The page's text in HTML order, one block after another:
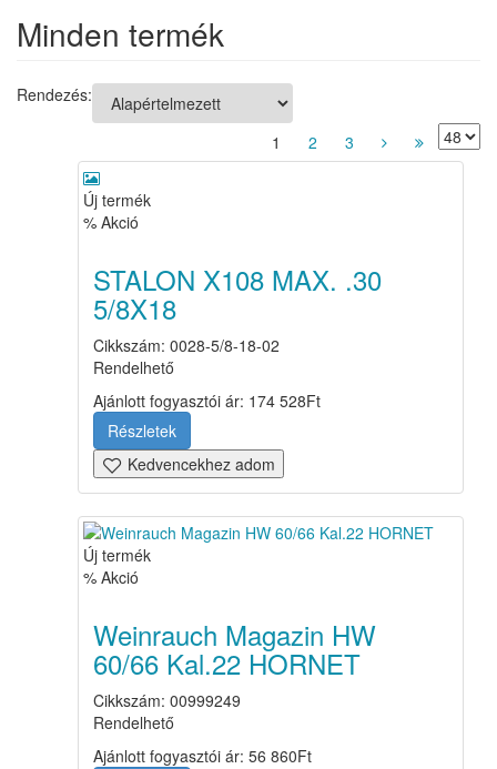
Minden termék
Rendezés:
1 2 3
Új termék
% Akció
STALON X108 MAX. .30
5/8X18
Cikkszám: 0028-5/8-18-02
Rendelhető
Ajánlott fogyasztói ár: 174 528Ft
Részletek
Kedvencekhez adom
Új termék
% Akció
Weinrauch Magazin HW
60/66 Kal.22 HORNET
Cikkszám: 00999249
Rendelhető
Ajánlott fogyasztói ár: 56 860Ft